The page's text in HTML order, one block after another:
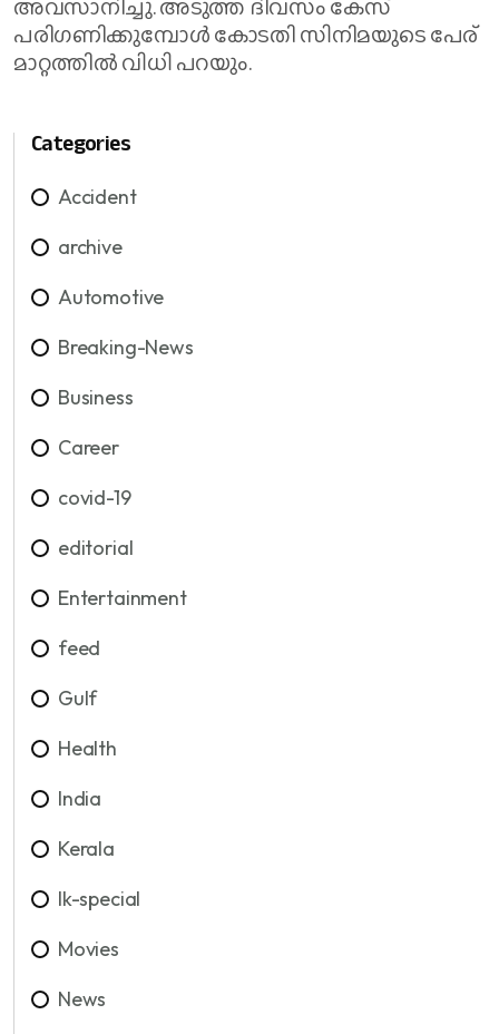
പരിഗണിക്കുമ്പോൾ കോടതി സിനിമയുടെ പേര്
മാറ്റത്തിൽ വിധി പറയും.
Categories
Accident
archive
Automotive
Breaking-News
Business
Career
covid-19
editorial
Entertainment
feed
Gulf
Health
India
Kerala
lk-special
Movies
News